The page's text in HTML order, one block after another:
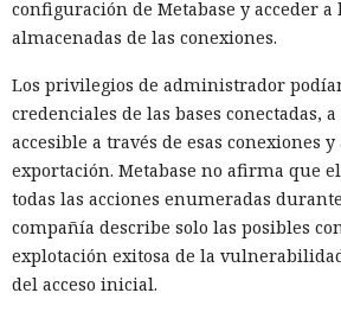
configuración de Metabase y acceder a
almacenadas de las conexiones.
Los privilegios de administrador
credenciales de las bases conectadas,
accesible a través de esas conexiones
exportación. Metabase no afirma que
todas las acciones enumeradas
compañía describe solo las posibles
explotación exitosa de la
del acceso inicial.